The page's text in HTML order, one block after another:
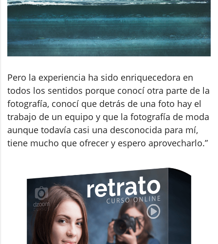
Pero la experiencia ha sido enriquecedora en
todos los sentidos porque conocí otra parte de la
fotografía, conocí que detrás de una foto hay el
trabajo de un equipo y que la fotografía de moda
aunque todavía casi una desconocida para mí,
tiene mucho que ofrecer y espero aprovecharlo.”